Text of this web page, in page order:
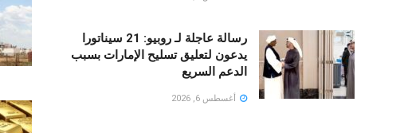
رسالة عاجلة لـ روبيو: 21 سيناتورا
يدعون لتعليق تسليح الإمارات بسبب
الدعم السريع
أغسطس 6, 2026